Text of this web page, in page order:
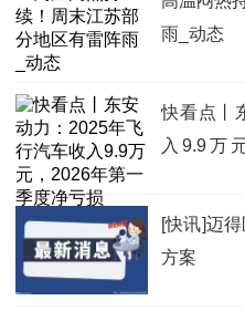
雨_动态
快看点丨
入9.9万
[快讯]迈
方案